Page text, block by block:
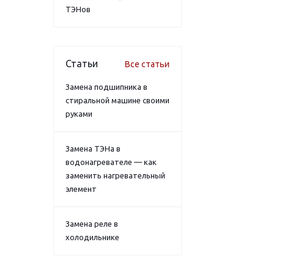
ТЭНов
Статьи Все статьи
Замена подшипника в
стиральной машине своими
руками
Замена ТЭНа в
водонагревателе — как
заменить нагревательный
элемент
Замена реле в
холодильнике